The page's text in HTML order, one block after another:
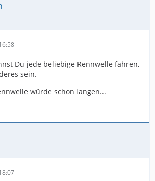
Du jede beliebige Rennwelle fahren,
sein.
würde schon langen...